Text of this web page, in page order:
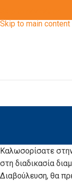
Skip to main content
Καλωσορίσατε
στη διαδικασία
Διαβούλευση, θα